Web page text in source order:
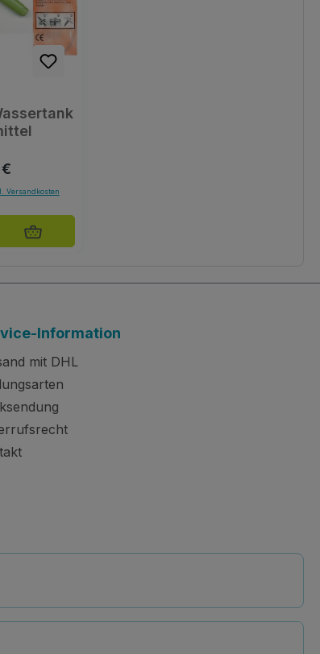
Preis:
Versandkosten
Information
mit DHL